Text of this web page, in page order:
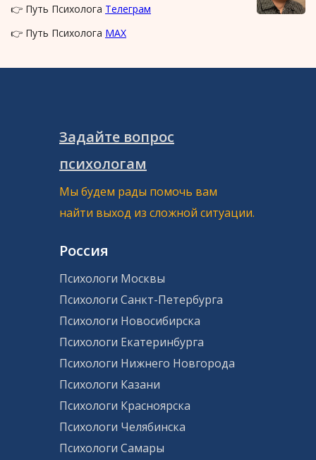
👉 Путь Психолога Телеграм
👉 Путь Психолога MAX
Задайте вопрос
психологам
Мы будем рады помочь вам
найти выход из сложной ситуации.
Россия
Психологи Москвы
Психологи Санкт-Петербурга
Психологи Новосибирска
Психологи Екатеринбурга
Психологи Нижнего Новгорода
Психологи Казани
Психологи Красноярска
Психологи Челябинска
Психологи Самары